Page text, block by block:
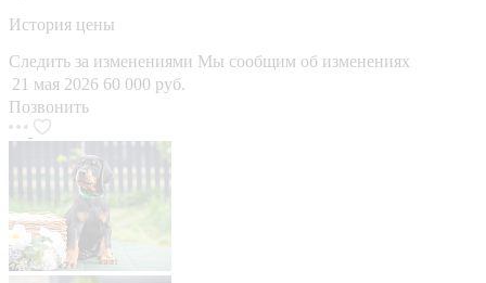
История цены
Следить за изменениями Мы сообщим об изменениях
21 мая 2026 60 000 руб.
Позвонить